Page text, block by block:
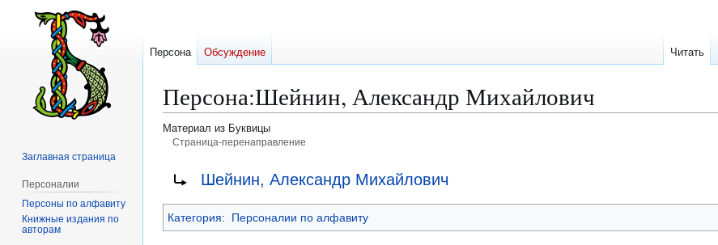
Персона:Шейнин, Александр Михайлович
Материал из Буквицы
Страница-перенаправление
навигации
поиску
Перенаправление на:
Шейнин, Александр Михайлович
Категория: Персоналии по алфавиту
Персона Обсуждение Читать
Заглавная страница
Персоналии
Персоны по алфавиту
Книжные издания по
авторам